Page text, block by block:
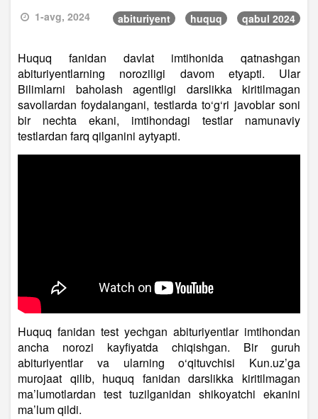
1-avg, 2024 abituriyent huquq qabul 2024
Huquq fanidan davlat imtihonida qatnashgan
abituriyentlarning noroziligi davom etyapti. Ular
Bilimlarni baholash agentligi darslikka kiritilmagan
savollardan foydalangani, testlarda to‘g‘ri javoblar soni
bir nechta ekani, imtihondagi testlar namunaviy
testlardan farq qilganini aytyapti.
Huquq fanidan test yechgan abituriyentlar imtihondan
ancha norozi kayfiyatda chiqishgan. Bir guruh
abituriyentlar va ularning o‘qituvchisi Kun.uz’ga
murojaat qilib, huquq fanidan darslikka kiritilmagan
ma’lumotlardan test tuzilganidan shikoyatchi ekanini
ma’lum qildi.